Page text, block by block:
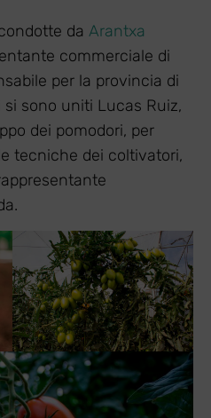
da Arantxa
commerciale di
per la provincia di
si sono uniti Lucas Ruiz,
dei pomodori, per
tecniche dei coltivatori,